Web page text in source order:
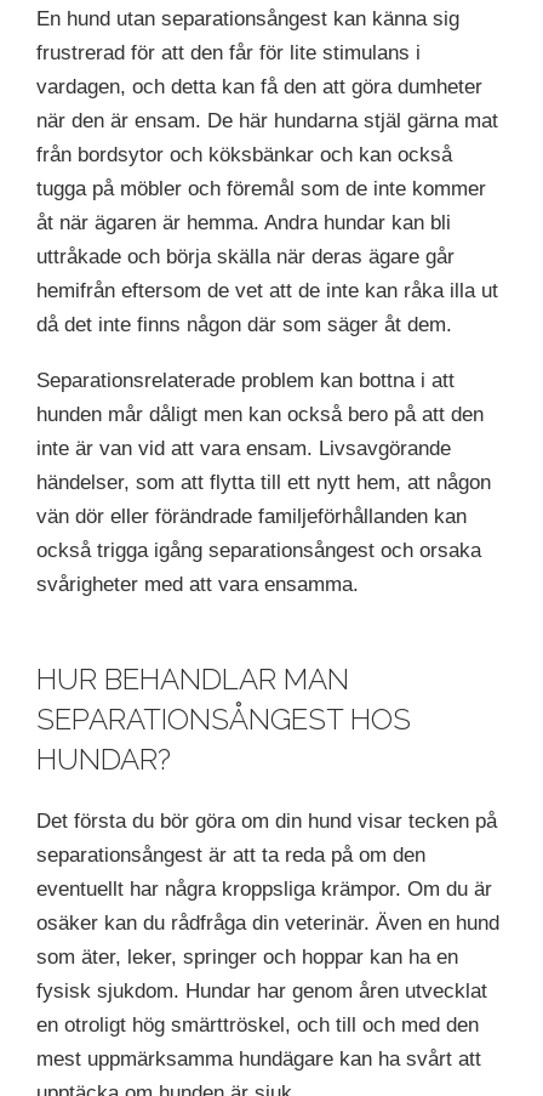
En hund utan separationsångest kan känna sig
frustrerad för att den får för lite stimulans i
vardagen, och detta kan få den att göra dumheter
när den är ensam. De här hundarna stjäl gärna mat
från bordsytor och köksbänkar och kan också
tugga på möbler och föremål som de inte kommer
åt när ägaren är hemma. Andra hundar kan bli
uttråkade och börja skälla när deras ägare går
hemifrån eftersom de vet att de inte kan råka illa ut
då det inte finns någon där som säger åt dem.
Separationsrelaterade problem kan bottna i att
hunden mår dåligt men kan också bero på att den
inte är van vid att vara ensam. Livsavgörande
händelser, som att flytta till ett nytt hem, att någon
vän dör eller förändrade familjeförhållanden kan
också trigga igång separationsångest och orsaka
svårigheter med att vara ensamma.
HUR BEHANDLAR MAN
SEPARATIONSÅNGEST HOS
HUNDAR?
Det första du bör göra om din hund visar tecken på
separationsångest är att ta reda på om den
eventuellt har några kroppsliga krämpor. Om du är
osäker kan du rådfråga din veterinär. Även en hund
som äter, leker, springer och hoppar kan ha en
fysisk sjukdom. Hundar har genom åren utvecklat
en otroligt hög smärttröskel, och till och med den
mest uppmärksamma hundägare kan ha svårt att